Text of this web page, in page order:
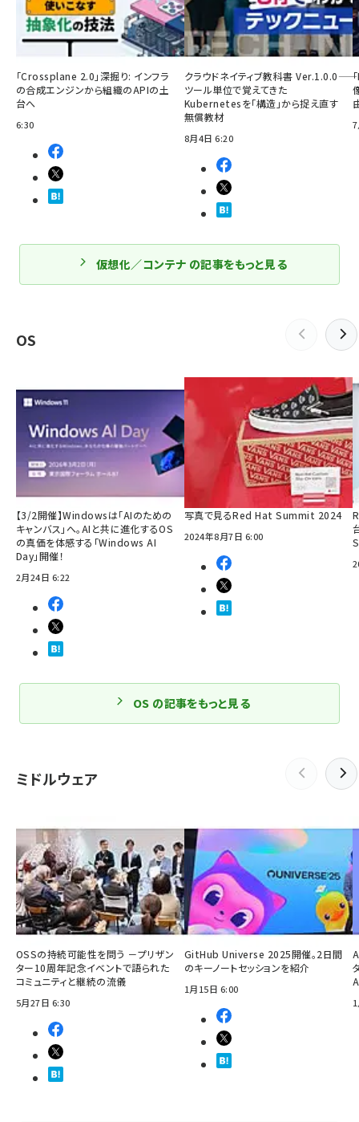
「Crossplane 2.0」深掘り: インフラ
の合成エンジンから組織のAPIの土
台へ
6:30
クラウドネイティブ教科書 Ver.1.0.0――
ツール単位で覚えてきた
Kubernetesを「構造」から捉え直す
無償教材
8月4日 6:20
仮想化／コンテナ の記事をもっと見る
OS
【3/2開催】Windowsは「AIのための
キャンバス」へ。AIと共に進化するOS
の真価を体感する「Windows AI
Day」開催！
2月24日 6:22
写真で見るRed Hat Summit 2024
2024年8月7日 6:00
OS の記事をもっと見る
ミドルウェア
OSSの持続可能性を問う －プリザン
ター10周年記念イベントで語られた
コミュニティと継続の流儀
5月27日 6:30
GitHub Universe 2025開催。2日間
のキーノートセッションを紹介
1月15日 6:00